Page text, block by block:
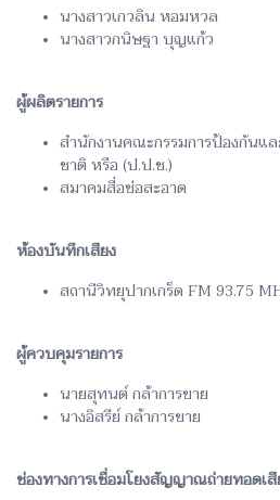
นางสาวเกวลิน หอมหวล
นางสาวกนิษฐา บุญแก้ว
ผู้ผลิตรายการ
สำนักงานคณะกรรมการป้องกันแ
ชาติ หรือ (ป.ป.ช.)
สมาคมสื่อช่อสะอาด
ห้องบันทึกเสียง
สถานีวิทยุปากเกร็ด FM 93.75
ผู้ควบคุมรายการ
นายสุทนต์ กล้าการขาย
นางอิสรีย์ กล้าการขาย
ช่องทางการเชื่อมโยงสัญญาณถ่ายทอดเสี